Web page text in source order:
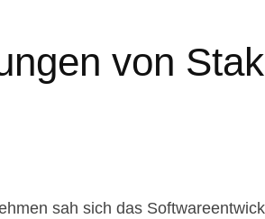
von
sah sich das